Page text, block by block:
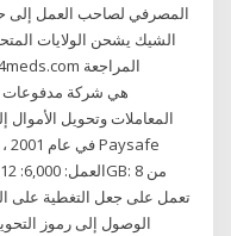
المصرفي لصاحب العمل إلى
المعاملات وتحويل الأموال